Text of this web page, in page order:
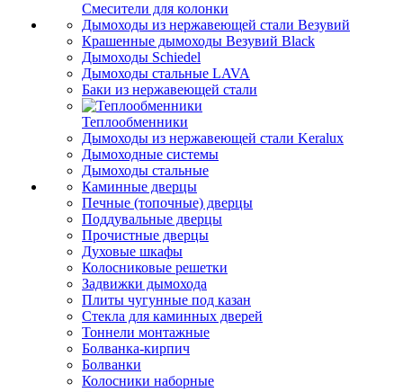
Смесители для колонки
Дымоходы из нержавеющей стали Везувий
Крашенные дымоходы Везувий Black
Дымоходы Schiedel
Дымоходы стальные LAVA
Баки из нержавеющей стали
Теплообменники
Дымоходы из нержавеющей стали Keralux
Дымоходные системы
Дымоходы стальные
Каминные дверцы
Печные (топочные) дверцы
Поддувальные дверцы
Прочистные дверцы
Духовые шкафы
Колосниковые решетки
Задвижки дымохода
Плиты чугунные под казан
Стекла для каминных дверей
Тоннели монтажные
Болванка-кирпич
Болванки
Колосники наборные